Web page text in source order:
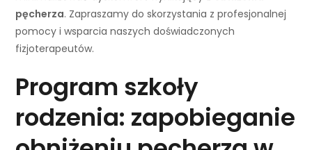
pęcherza. Zapraszamy do skorzystania z profesjonalnej
pomocy i wsparcia naszych doświadczonych
fizjoterapeutów.
Program szkoły
rodzenia: zapobieganie